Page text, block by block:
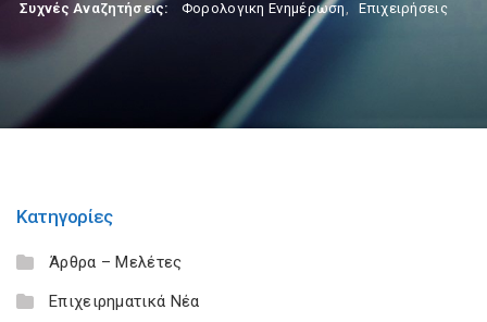
Συχνές Αναζητήσεις: Φορολογικη Ενημέρωση, Επιχειρήσεις
Κατηγορίες
Άρθρα – Μελέτες
Επιχειρηματικά Νέα